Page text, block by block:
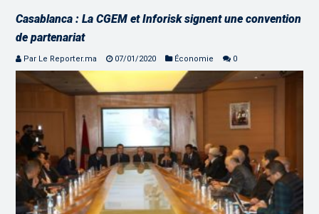
Casablanca : La CGEM et Inforisk signent une convention
de partenariat
Par Le Reporter.ma 07/01/2020 Économie 0